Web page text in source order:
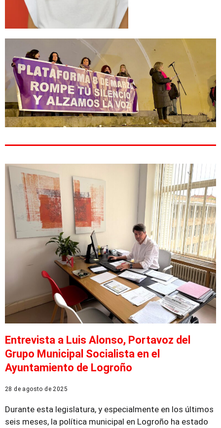
Entrevista a Luis Alonso, Portavoz del
Grupo Municipal Socialista en el
Ayuntamiento de Logroño
28 de agosto de 2025
Durante esta legislatura, y especialmente en los últimos
seis meses, la política municipal en Logroño ha estado